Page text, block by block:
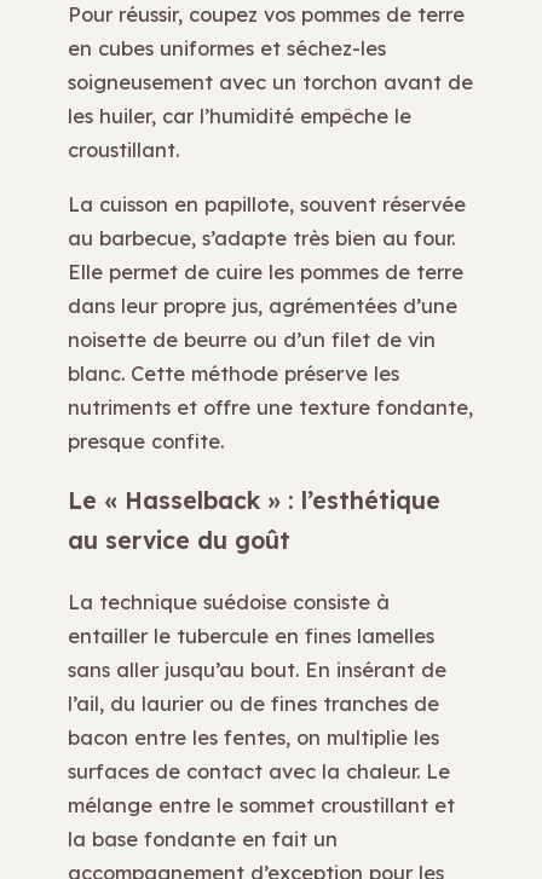
Pour réussir, coupez vos pommes de terre
en cubes uniformes et séchez-les
soigneusement avec un torchon avant de
les huiler, car l’humidité empêche le
croustillant.
La cuisson en papillote, souvent réservée
au barbecue, s’adapte très bien au four.
Elle permet de cuire les pommes de terre
dans leur propre jus, agrémentées d’une
noisette de beurre ou d’un filet de vin
blanc. Cette méthode préserve les
nutriments et offre une texture fondante,
presque confite.
Le « Hasselback » : l’esthétique
au service du goût
La technique suédoise consiste à
entailler le tubercule en fines lamelles
sans aller jusqu’au bout. En insérant de
l’ail, du laurier ou de fines tranches de
bacon entre les fentes, on multiplie les
surfaces de contact avec la chaleur. Le
mélange entre le sommet croustillant et
la base fondante en fait un
accompagnement d’exception pour les